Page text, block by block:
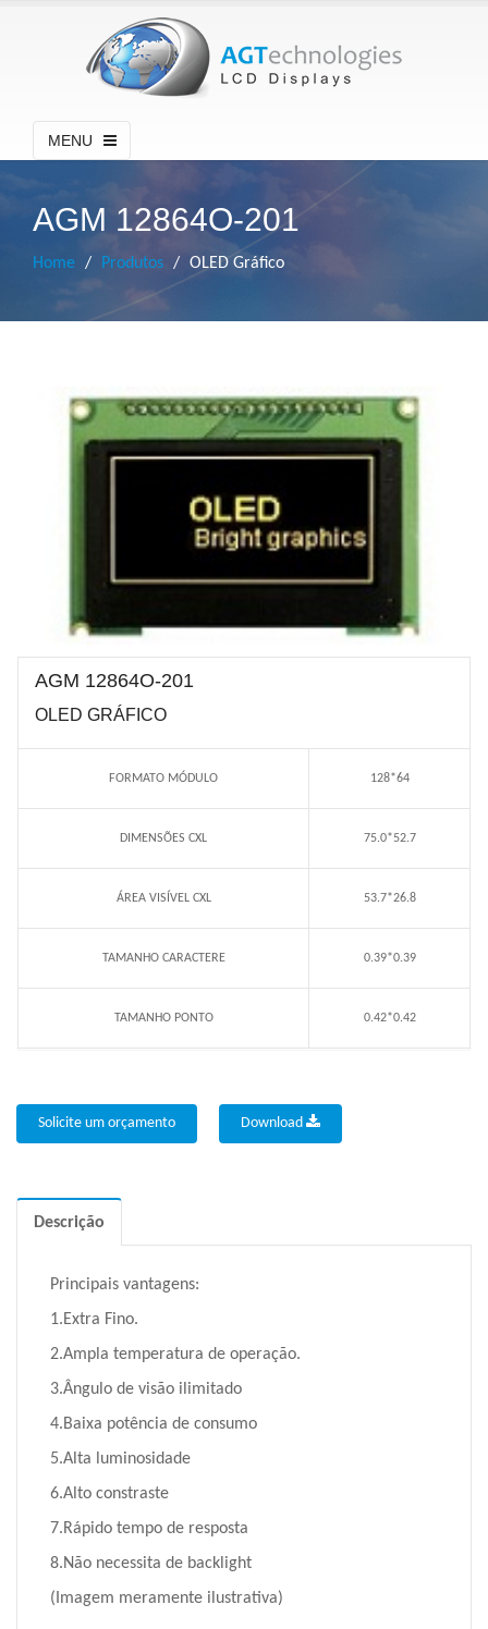
MENU
AGM 12864O-201
Home Produtos OLED Gráfico
AGM 12864O-201
OLED GRÁFICO
FORMATO MÓDULO 128*64
DIMENSÕES CXL 75.0*52.7
ÁREA VISÍVEL CXL 53.7*26.8
TAMANHO CARACTERE 0.39*0.39
TAMANHO PONTO 0.42*0.42
Solicite um orçamento Download
Descrição
Principais vantagens:
1.Extra Fino.
2.Ampla temperatura de operação.
3.Ângulo de visão ilimitado
4.Baixa potência de consumo
5.Alta luminosidade
6.Alto constraste
7.Rápido tempo de resposta
8.Não necessita de backlight
(Imagem meramente ilustrativa)